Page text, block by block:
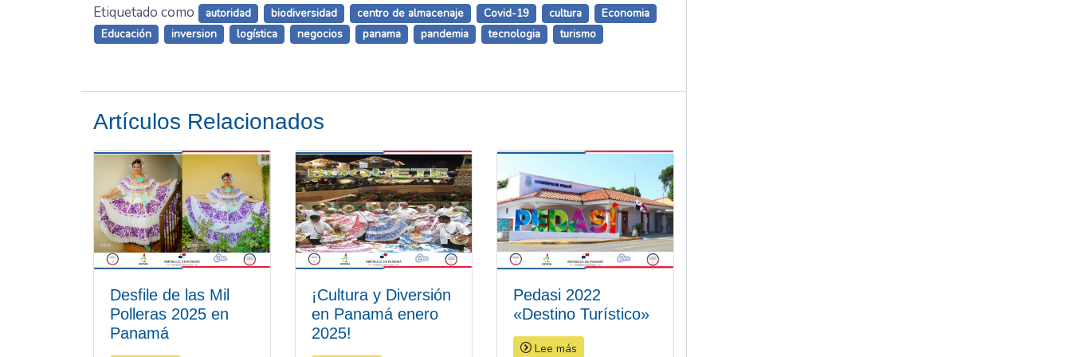
Etiquetado como autoridad biodiversidad centro de almacenaje Covid-19 cultura
Economia
Educación
inversion logística negocios panama pandemia tecnologia turismo
Artículos Relacionados
Desfile de las Mil
Polleras 2025 en
Panamá
¡Cultura y Diversión
en Panamá enero
2025!
Pedasi 2022
«Destino Turístico»
Lee más